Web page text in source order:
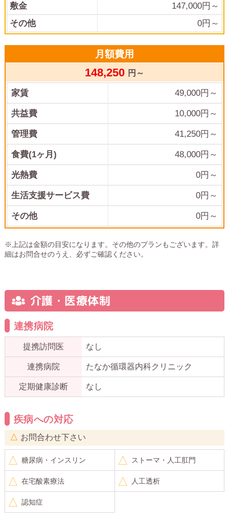
敷金
147,000円～
その他
0円～
月額費用
148,250 円～
家賃 49,000円～
共益費 10,000円～
管理費 41,250円～
食費(1ヶ月) 48,000円～
光熱費 0円～
生活支援サービス費 0円～
その他 0円～
※上記は金額の目安になります。その他のプランもございます。詳
細はお問合せのうえ、必ずご確認ください。
介護・医療体制
連携病院
提携訪問医 なし
連携病院 たなか循環器内科クリニック
定期健康診断 なし
疾病への対応
お問合わせ下さい
糖尿病・インスリン ストーマ・人工肛門
在宅酸素療法 人工透析
認知症